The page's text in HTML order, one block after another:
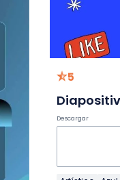
5
Descargar